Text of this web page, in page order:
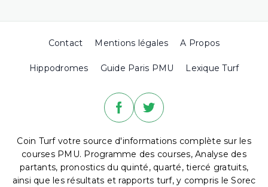
Contact Mentions légales A Propos
Hippodromes Guide Paris PMU Lexique Turf
Coin Turf votre source d'informations complète sur les
courses PMU. Programme des courses, Analyse des
partants, pronostics du quinté, quarté, tiercé gratuits,
ainsi que les résultats et rapports turf, y compris le Sorec